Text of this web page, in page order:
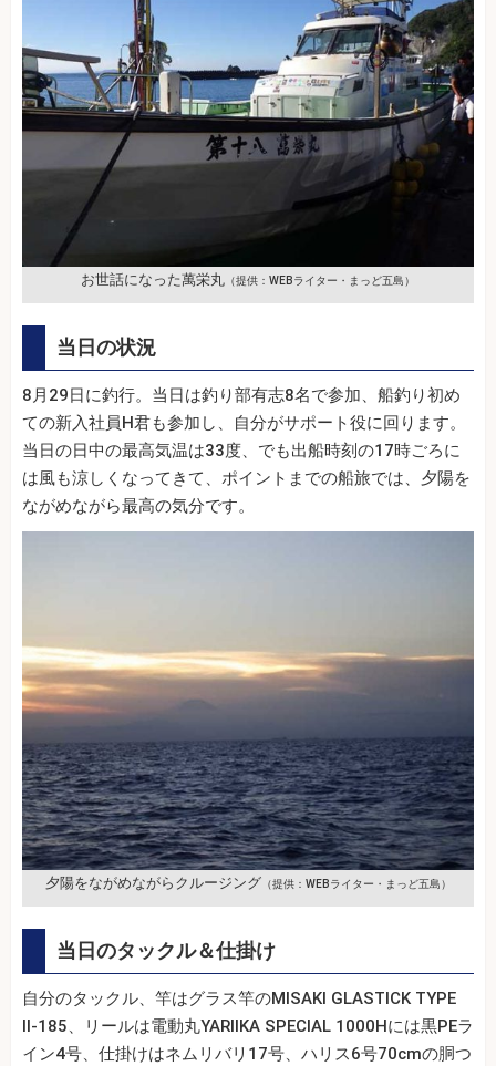
お世話になった萬栄丸 （提供：WEBライター・まっど五島）
当日の状況
8月29日に釣行。当日は釣り部有志8名で参加、船釣り初め
ての新入社員H君も参加し、自分がサポート役に回ります。
当日の日中の最高気温は33度、でも出船時刻の17時ごろに
は風も涼しくなってきて、ポイントまでの船旅では、夕陽を
ながめながら最高の気分です。
夕陽をながめながらクルージング （提供：WEBライター・まっど五島）
当日のタックル＆仕掛け
自分のタックル、竿はグラス竿のMISAKI GLASTICK TYPE
II-185、リールは電動丸YARIIKA SPECIAL 1000Hには黒PEラ
イン4号、仕掛けはネムリバリ17号、ハリス6号70cmの胴つ